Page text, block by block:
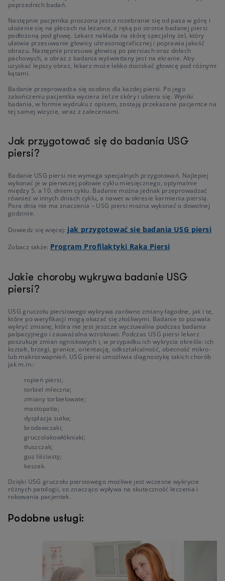
poprzednich badań.
Następnie pacjentka proszona jest o rozebranie się od pasa w górę i
ułożenie się na plecach na leżance, z ręką po stronie badanej piersi
podłożoną pod głowę. Lekarz nakłada na skórę specjalny żel, który
ułatwia przesuwanie głowicy ultrasonograficznej i poprawia jakość
obrazu. Następnie przesuwa głowicą po piersiach oraz dołach
pachowych, a obraz z badania wyświetlany jest na ekranie. Aby
uzyskać lepszy obraz, lekarz może lekko dociskać głowicę pod różnymi
kątami.
Badanie przeprowadza się osobno dla każdej piersi. Po jego
zakończeniu pacjentka wyciera żel ze skóry i ubiera się. Wyniki
badania, w formie wydruku z opisem, zostają przekazane pacjentce na
tej samej wizycie, wraz z zaleceniami.
Jak przygotować się do badania USG
piersi?
Badanie USG piersi nie wymaga specjalnych przygotowań. Najlepiej
wykonać je w pierwszej połowie cyklu miesięcznego, optymalnie
między 5. a 10. dniem cyklu. Badanie można jednak przeprowadzać
również w innych dniach cyklu, a nawet w okresie karmienia piersią.
Pora dnia nie ma znaczenia – USG piersi można wykonać o dowolnej
godzinie.
Dowiedz się więcej: jak przygotować się badania USG piersi
Zobacz także: Program Profilaktyki Raka Piersi
Jakie choroby wykrywa badanie USG
piersi?
USG gruczołu piersiowego wykrywa zarówno zmiany łagodne, jak i te,
które po weryfikacji mogą okazać się złośliwymi. Badanie to pozwala
wykryć zmianę, która nie jest jeszcze wyczuwalna podczas badania
palpacyjnego i zauważalna wzrokowo. Podczas USG piersi lekarz
poszukuje zmian ogniskowych i, w przypadku ich wykrycia określa: ich
kształt, brzegi, granice, orientację, odkształcalność, obecność mikro-
lub makrozwapnień. USG piersi umożliwia diagnostykę takich chorób
jak m.in.:
ropień piersi;
torbiel mleczna;
zmiany torbielowate;
mastopatia;
dysplazja sutka;
brodawczaki;
gruczolakowłókniaki;
tłuszczak;
guz liściasty;
kaszak.
Dzięki USG gruczołu piersiowego możliwe jest wczesne wykrycie
różnych patologii, co znacząco wpływa na skuteczność leczenia i
rokowania pacjentek.
Podobne usługi: